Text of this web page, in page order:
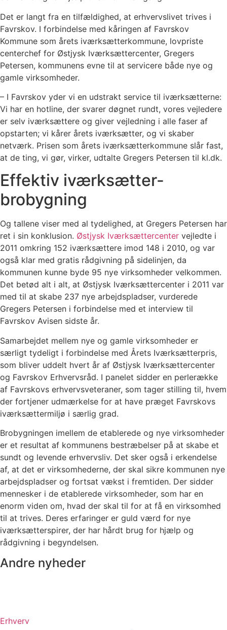
Det er langt fra en tilfældighed, at erhvervslivet trives i
Favrskov. I forbindelse med kåringen af Favrskov
Kommune som årets iværksætterkommune, lovpriste
centerchef for Østjysk Iværksættercenter, Gregers
Petersen, kommunens evne til at servicere både nye og
gamle virksomheder.
– I Favrskov yder vi en udstrakt service til iværksætterne:
Vi har en hotline, der svarer døgnet rundt, vores vejledere
er selv iværksættere og giver vejledning i alle faser af
opstarten; vi kårer årets iværksætter, og vi skaber
netværk. Prisen som årets iværksætterkommune slår fast,
at de ting, vi gør, virker, udtalte Gregers Petersen til kl.dk.
Effektiv iværksætter-
brobygning
Og tallene viser med al tydelighed, at Gregers Petersen har
ret i sin konklusion. Østjysk Iværksættercenter vejledte i
2011 omkring 152 iværksættere imod 148 i 2010, og var
også klar med gratis rådgivning på sidelinjen, da
kommunen kunne byde 95 nye virksomheder velkommen.
Det betød alt i alt, at Østjysk Iværksættercenter i 2011 var
med til at skabe 237 nye arbejdspladser, vurderede
Gregers Petersen i forbindelse med et interview til
Favrskov Avisen sidste år.
Samarbejdet mellem nye og gamle virksomheder er
særligt tydeligt i forbindelse med Årets Iværksætterpris,
som bliver uddelt hvert år af Østjysk Iværksættercenter
og Favrskov Erhvervsråd. I panelet sidder en perlerække
af Favrskovs erhvervsveteraner, som tager stilling til, hvem
der fortjener udmærkelse for at have præget Favrskovs
iværksættermiljø i særlig grad.
Brobygningen imellem de etablerede og nye virksomheder
er et resultat af kommunens bestræbelser på at skabe et
sundt og levende erhvervsliv. Det sker også i erkendelse
af, at det er virksomhederne, der skal sikre kommunen nye
arbejdspladser og fortsat vækst i fremtiden. Der sidder
mennesker i de etablerede virksomheder, som har en
enorm viden om, hvad der skal til for at få en virksomhed
til at trives. Deres erfaringer er guld værd for nye
iværksætterspirer, der har hårdt brug for hjælp og
rådgivning i begyndelsen.
Andre nyheder
Erhverv